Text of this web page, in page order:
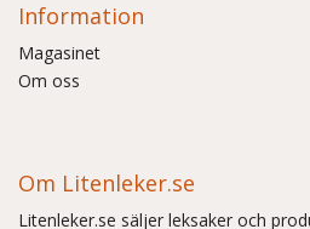
Information
Magasinet
Om oss
Om Litenleker.se
Litenleker.se säljer leksaker och